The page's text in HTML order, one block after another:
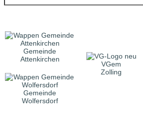
Gemeinde
Attenkirchen
VGem
Zolling
Gemeinde
Wolfersdorf